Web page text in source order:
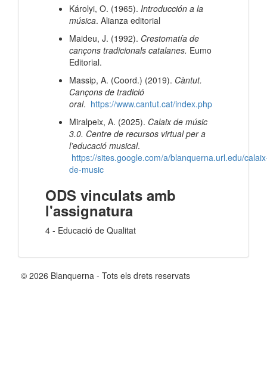
Károlyi, O. (1965). Introducción a la
música. Alianza editorial
Maideu, J. (1992). Crestomatía de
cançons tradicionals catalanes. Eumo
Editorial.
Massip, A. (Coord.) (2019). Càntut.
Cançons de tradició
oral. https://www.cantut.cat/index.php
Miralpeix, A. (2025). Calaix de músic
3.0. Centre de recursos virtual per a
l’educació musical.
https://sites.google.com/a/blanquerna.url.edu/
de-music
ODS vinculats amb
l'assignatura
4 - Educació de Qualitat
© 2026 Blanquerna - Tots els drets reservats